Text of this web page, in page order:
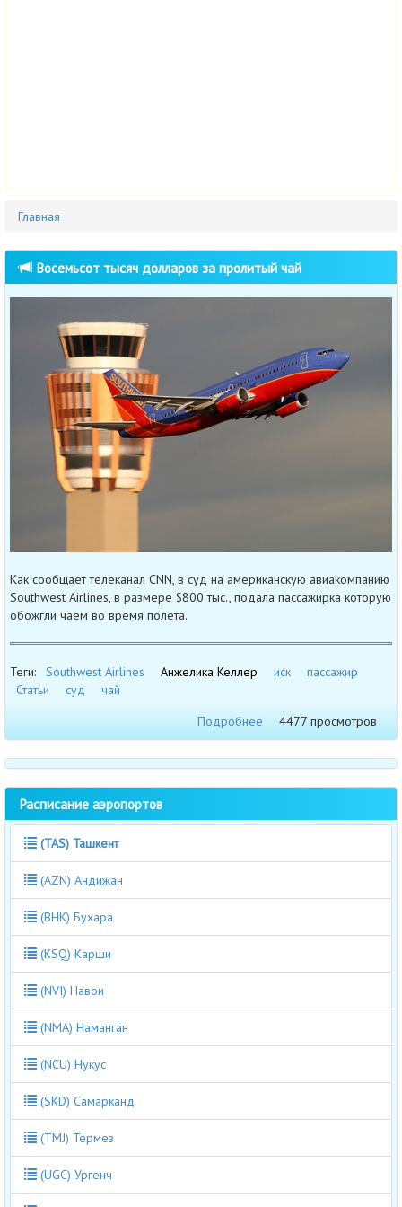
Главная
Восемьсот тысяч долларов за пролитый чай
Как сообщает телеканал CNN, в суд на американскую авиакомпанию
Southwest Airlines, в размере $800 тыс., подала пассажирка которую
обожгли чаем во время полета.
Теги: Southwest Airlines Анжелика Келлер иск
пассажир
Статьи
суд
чай
Подробнее
4477 просмотров
Расписание аэропортов
(TAS) Ташкент
(AZN) Андижан
(BHK) Бухара
(KSQ) Карши
(NVI) Навои
(NMA) Наманган
(NCU) Нукус
(SKD) Самарканд
(TMJ) Термез
(UGC) Ургенч